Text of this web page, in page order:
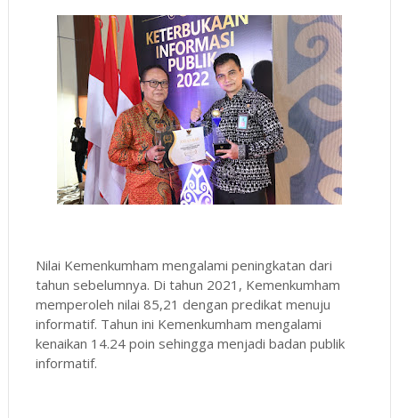
Nilai Kemenkumham mengalami peningkatan dari
tahun sebelumnya. Di tahun 2021, Kemenkumham
memperoleh nilai 85,21 dengan predikat menuju
informatif. Tahun ini Kemenkumham mengalami
kenaikan 14.24 poin sehingga menjadi badan publik
informatif.